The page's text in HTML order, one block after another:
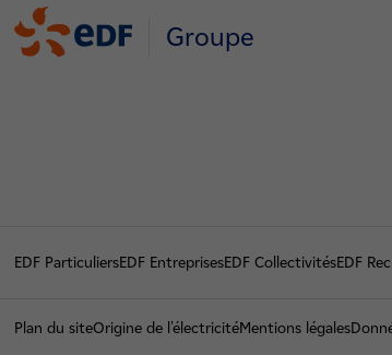
Groupe
EDF ParticuliersEDF EntreprisesEDF CollectivitésEDF
Plan du siteOrigine de l'électricitéMentions légales